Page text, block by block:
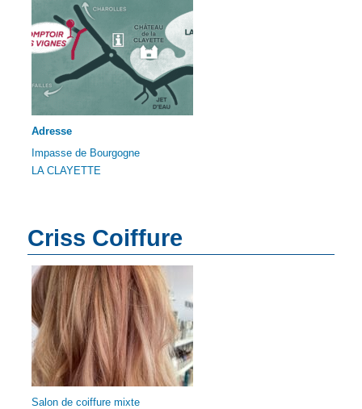
Adresse
Impasse de Bourgogne
LA CLAYETTE
Criss Coiffure
Salon de coiffure mixte